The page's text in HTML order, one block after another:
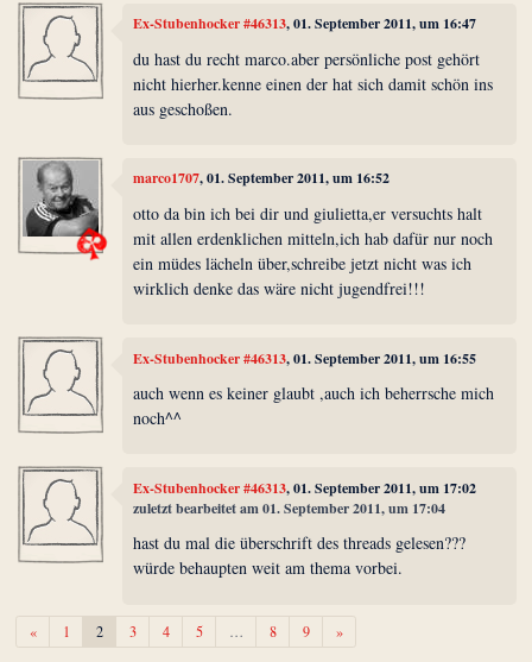
Ex-Stubenhocker #46313, 01. September 2011, um 16:47
du hast du recht marco.aber persönliche post gehört
nicht hierher.kenne einen der hat sich damit schön ins
aus geschoßen.
marco1707, 01. September 2011, um 16:52
otto da bin ich bei dir und giulietta,er versuchts halt
mit allen erdenklichen mitteln,ich hab dafür nur noch
ein müdes lächeln über,schreibe jetzt nicht was ich
wirklich denke das wäre nicht jugendfrei!!!
Ex-Stubenhocker #46313, 01. September 2011, um 16:55
auch wenn es keiner glaubt ,auch ich beherrsche mich
noch^^
Ex-Stubenhocker #46313, 01. September 2011, um 17:02
zuletzt bearbeitet am 01. September 2011, um 17:04
hast du mal die überschrift des threads gelesen???
würde behaupten weit am thema vorbei.
«Zurück1 2 3 4 5 … 8 9 »Weiter